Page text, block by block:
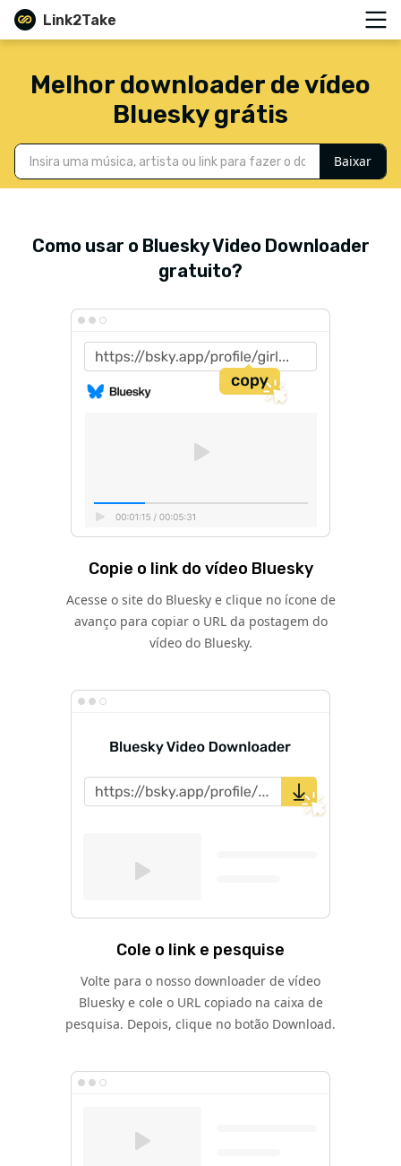
Link2Take
Melhor downloader de vídeo
Bluesky grátis
Baixar
Como usar o Bluesky Video Downloader
gratuito?
Copie o link do vídeo Bluesky
Acesse o site do Bluesky e clique no ícone de
avanço para copiar o URL da postagem do
vídeo do Bluesky.
Cole o link e pesquise
Volte para o nosso downloader de vídeo
Bluesky e cole o URL copiado na caixa de
pesquisa. Depois, clique no botão Download.